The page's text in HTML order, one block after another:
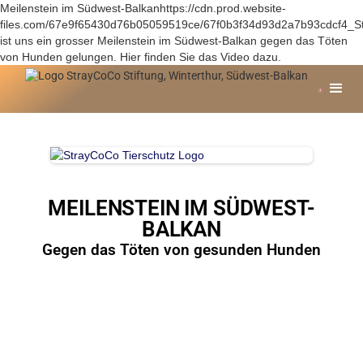
Meilenstein im Südwest-Balkanhttps://cdn.prod.website-
files.com/67e9f65430d76b05059519ce/
ist uns ein grosser Meilenstein im Südwest-Balkan gegen das Töten
von Hunden gelungen. Hier finden Sie das Video dazu.
MEILENSTEIN IM SÜDWEST-
BALKAN
Gegen das Töten von gesunden Hunden